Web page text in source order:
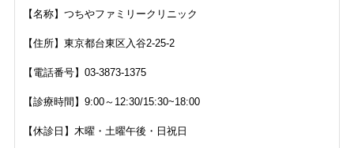
【名称】 つちやファミリークリニック
【住所】 東京都台東区入谷2-25-2
【電話番号】 03-3873-1375
【診療時間】 9:00～12:30/15:30~18:00
【休診日】 木曜・土曜午後・日祝日